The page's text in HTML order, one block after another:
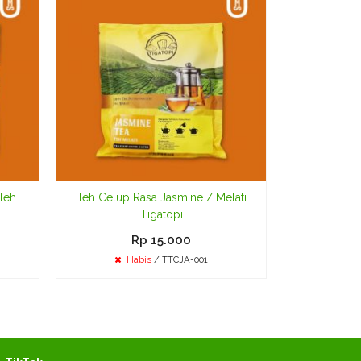
Teh Celup Rasa Jasmine / Melati
Tigatopi
Rp 15.000
Habis / TTCJA-001